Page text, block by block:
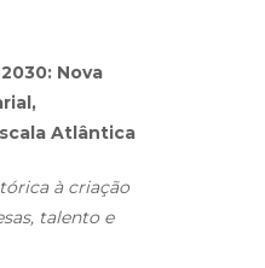
Nova
Atlântica
à criação
talento e